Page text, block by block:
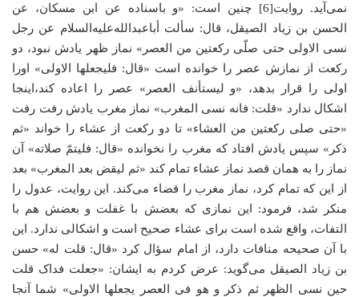
نمی‌آید. روایت[6] چنین است: «و باسناده عن ابن مسکان، عن
الحسن بن زیاد الصیقل، قال: سألت أباعبدالله‌علیه‌السلام عن رجل
نسی الاولی حتی صلّی رکعتین من العصر» نماز ظهر یادش نبود، دو
رکعت از نمازش عصر را خوانده است «قال: فلیجعلها الاولی» اورا
اولی را قرار بدهد، «و لیستأنف العصر» عصر را اعاده کند،‌اینجا
اشکال ندارد «قلت: فانه نسی المغرب» نماز مغرب یادش رفت رفت
«حتی صلی رکعتین من العشاء» تا دو رکعت از عشاء را خواند «ثم
ذکر» سپس یادش افتاد که مغرب را نخوانده «قال: فلیتمّ صلاته» آن
نماز را به همان قصد نماز عشاء تمام کند «ثم لیقض بعد المغرب» بعد
از این که تمام کرد، نماز مغرب را قضاء می‌کند. این روایت، عدول را
منکر شد، فرمود: این نمازی که بعضش با غفلت و بعضش هم با
التفات، واقع شده است برای عشاء صحیح است و اشکالی ندارد. این
با آن صحیحه منافات دارد، از امام سؤال کرد «قال: قلت له» حسن
بن زیاد الصیقل می‌گوید: عرض کردم به ایشان: «جعلت فداک قلت
حین نسی الظهر ثم ذکر و هو فی العصر یجعلها الاولی» شما آنجا